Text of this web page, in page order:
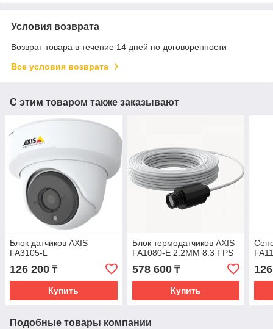
Условия возврата
Возврат товара в течение 14 дней по договоренности
Все условия возврата
С этим товаром также заказывают
Блок датчиков AXIS
FA3105-L
126 200 ₸
Купить
Блок термодатчиков AXIS
FA1080-E 2.2MM 8.3 FPS
578 600₸
Купить
Подобные товары компании